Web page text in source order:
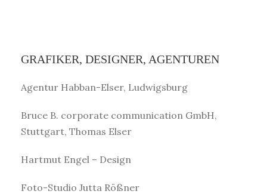
GRAFIKER, DESIGNER, AGENTUREN
Agentur Habban-Elser, Ludwigsburg
Bruce B. corporate communication GmbH,
Stuttgart, Thomas Elser
Hartmut Engel – Design
Foto-Studio Jutta Rößner